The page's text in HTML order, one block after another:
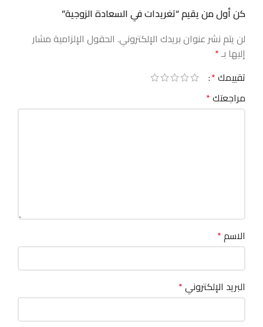
كن أول من يقيم “تغريدات في السعادة الزوجية”
لن يتم نشر عنوان بريدك الإلكتروني. الحقول الإلزامية مشار
إليها بـ*
تقييمك*
مراجعتك*
الاسم*
البريد الإلكتروني*